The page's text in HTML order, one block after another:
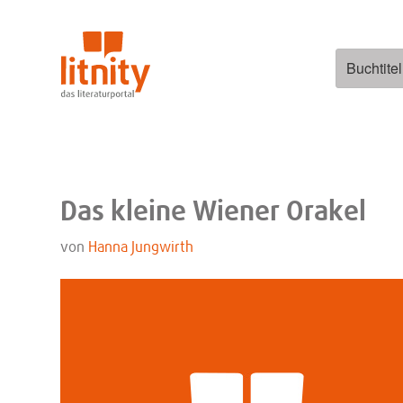
Suchen
Das kleine Wiener Orakel
von Hanna Jungwirth